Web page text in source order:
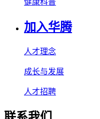
健康科普
加入华腾
人才理念
成长与发展
人才招聘